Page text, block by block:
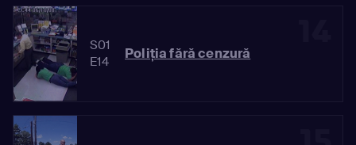
S01
E14
Poliția fără cenzură